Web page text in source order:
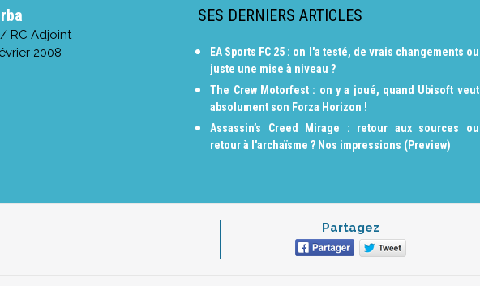
RC Adjoint
2008
SES DERNIERS ARTICLES
EA Sports FC 25 : on l'a testé, de vrais changements ou
juste une mise à niveau ?
The Crew Motorfest : on y a joué, quand Ubisoft veut
absolument son Forza Horizon !
Assassin’s Creed Mirage : retour aux sources ou
retour à l'archaïsme ? Nos impressions (Preview)
Partagez